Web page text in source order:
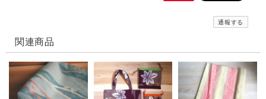
【再販】選べる立体型マスク ノーズワイヤー入り 白生成り/白にブルー小花模様（肌触りの良い着物の裏地綿100％利用）
通報する
関連商品